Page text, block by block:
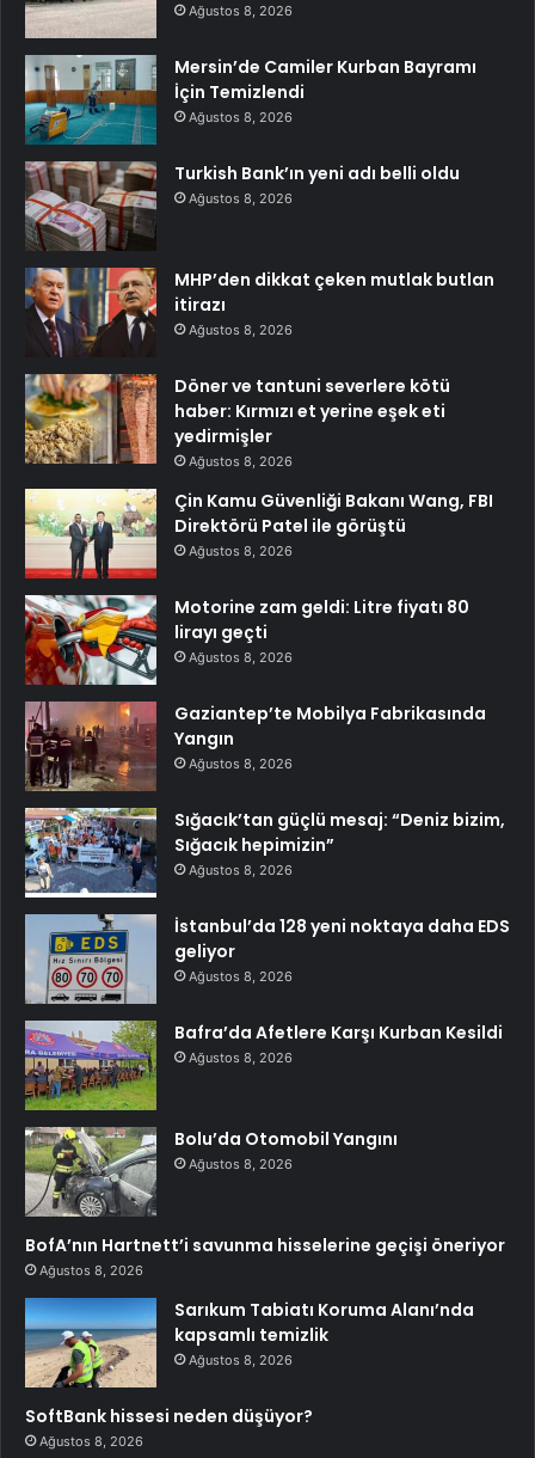
Ağustos 8, 2026
Mersin’de Camiler Kurban Bayramı
İçin Temizlendi
Ağustos 8, 2026
Turkish Bank’ın yeni adı belli oldu
Ağustos 8, 2026
MHP’den dikkat çeken mutlak butlan
itirazı
Ağustos 8, 2026
Döner ve tantuni severlere kötü
haber: Kırmızı et yerine eşek eti
yedirmişler
Ağustos 8, 2026
Çin Kamu Güvenliği Bakanı Wang, FBI
Direktörü Patel ile görüştü
Ağustos 8, 2026
Motorine zam geldi: Litre fiyatı 80
lirayı geçti
Ağustos 8, 2026
Gaziantep’te Mobilya Fabrikasında
Yangın
Ağustos 8, 2026
Sığacık’tan güçlü mesaj: “Deniz bizim,
Sığacık hepimizin”
Ağustos 8, 2026
İstanbul’da 128 yeni noktaya daha EDS
geliyor
Ağustos 8, 2026
Bafra’da Afetlere Karşı Kurban Kesildi
Ağustos 8, 2026
Bolu’da Otomobil Yangını
Ağustos 8, 2026
BofA’nın Hartnett’i savunma hisselerine geçişi öneriyor
Ağustos 8, 2026
Sarıkum Tabiatı Koruma Alanı’nda
kapsamlı temizlik
Ağustos 8, 2026
SoftBank hissesi neden düşüyor?
Ağustos 8, 2026